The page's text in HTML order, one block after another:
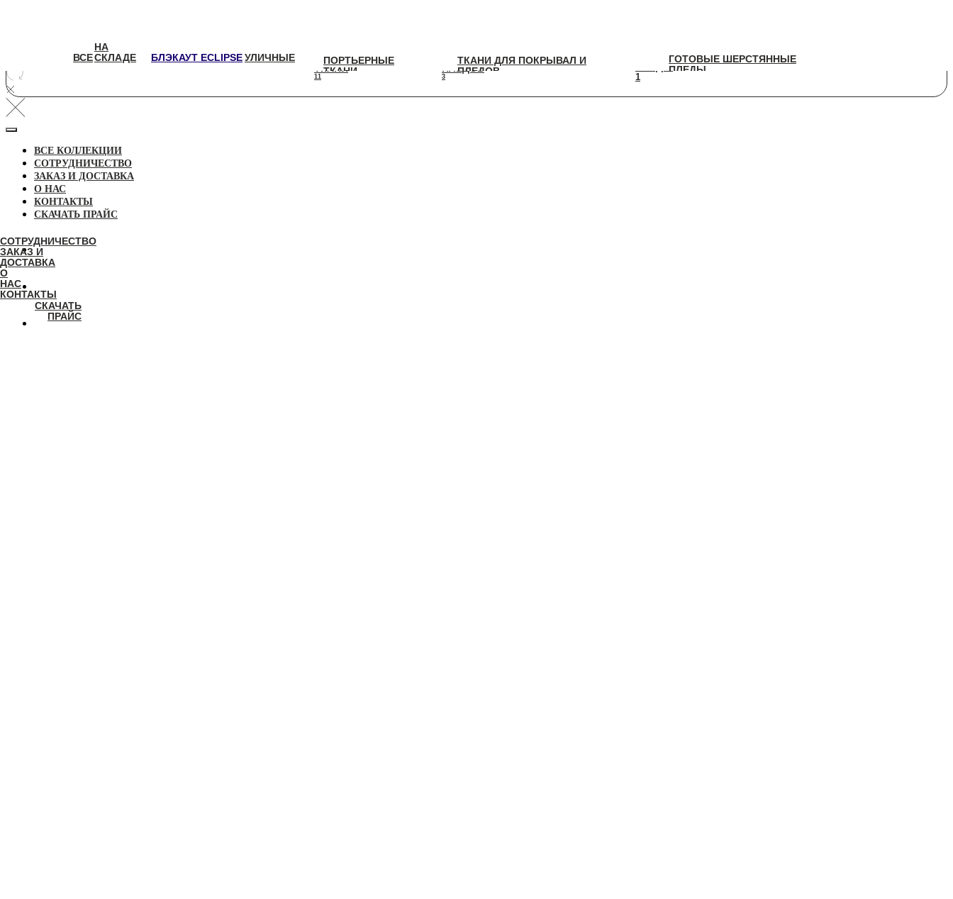
СОТРУДНИЧЕСТВО
ЗАКАЗ И
ДОСТАВКА
О
НАС
КОНТАКТЫ
СКАЧАТЬ
ПРАЙС
ВСЕСКЛАДЕ
БЛЭКАУТ
ECLIPSE
ПОРТЬЕРНЫЕ
ТКАНИ
11
ТКАНИ ДЛЯ ПОКРЫВАЛ И
ПЛЕДОВ
3
ГОТОВЫЕ ШЕРСТЯННЫЕ
ПЛЕДЫ
1
УЛИЧНЫЕ
ВСЕ
НА
СКЛАДЕ
БЛЭКАУТ ECLIPSE
ПОРТЬЕРНЫЕ
ТКАНИ
ТКАНИ ДЛЯ ПОКРЫВАЛ И
ПЛЕДОВ
ГОТОВЫЕ ШЕРСТЯННЫЕ
ПЛЕДЫ
УЛИЧНЫЕ
ВСЕ КОЛЛЕКЦИИ
СОТРУДНИЧЕСТВО
ЗАКАЗ И ДОСТАВКА
О НАС
КОНТАКТЫ
СКАЧАТЬ ПРАЙС